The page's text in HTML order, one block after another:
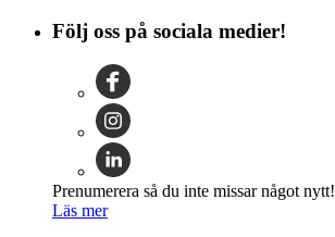
Följ oss på sociala medier!
Prenumerera så du inte missar något nytt!
Läs mer